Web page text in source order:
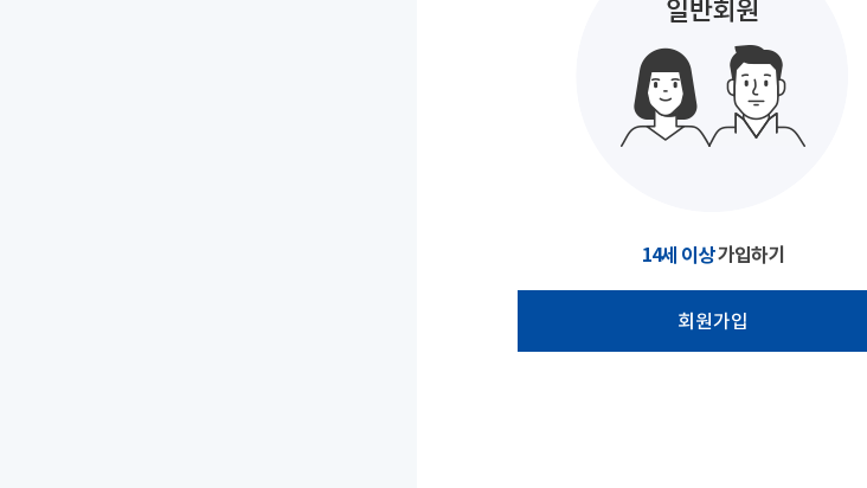
14세 이상가입하기
회원가입